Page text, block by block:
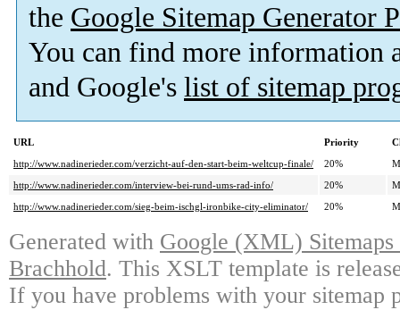
the Google Sitemap Generator
You can find more information
and Google's list of sitemap
URL Priority
http://www.nadinerieder.com/verzicht-auf-den-start-beim-weltcup-finale/
20%
http://www.nadinerieder.com/interview-bei-rund-ums-rad-info/
20%
http://www.nadinerieder.com/sieg-beim-ischgl-ironbike-city-eliminator/
20%
Generated with Google (XML)
Brachhold. This XSLT template is
If you have problems with your sitemap